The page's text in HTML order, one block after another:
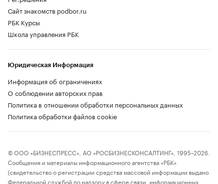
Сайт знакомств podbor.ru
РБК Курсы
Школа управления РБК
Юридическая Информация
Информация об ограничениях
О соблюдении авторских прав
Политика в отношении обработки персональных данных
Политика обработки файлов cookie
© ООО «БИЗНЕСПРЕСС», АО «РОСБИЗНЕСКОНСАЛТИНГ», 1995–2026.
Сообщения и материалы информационного агентства «РБК»
(свидетельство о регистрации средства массовой информации выдано
Федеральной службой по надзору в сфере связи, информационных